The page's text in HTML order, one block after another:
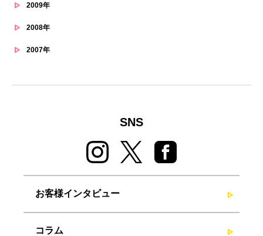
2009年
2008年
2007年
SNS
お客様インタビュー
コラム